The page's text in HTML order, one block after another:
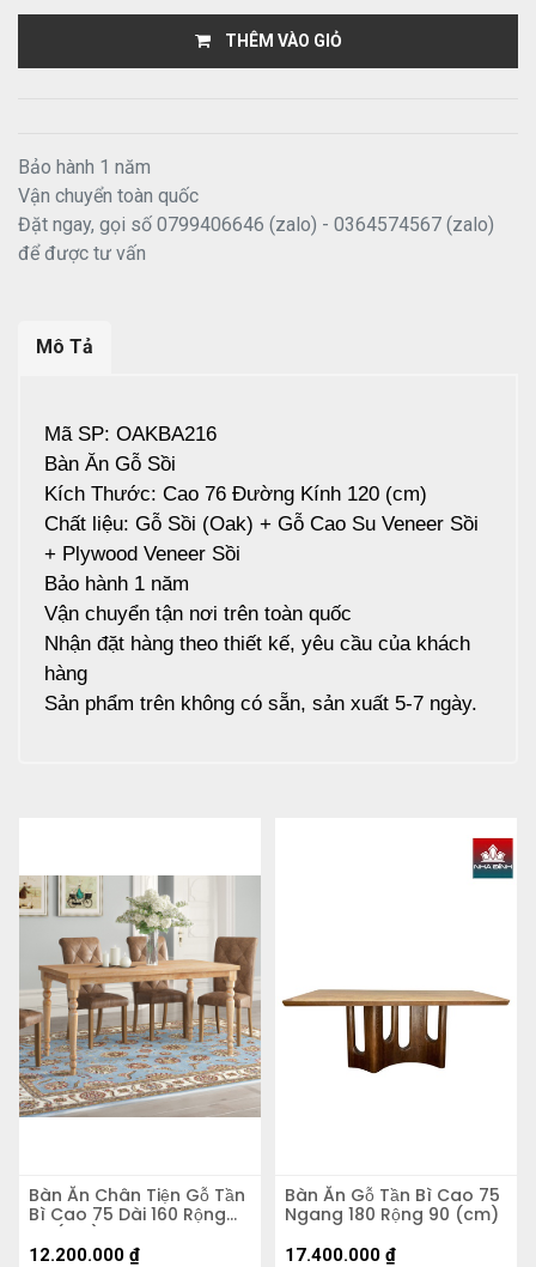
THÊM VÀO GIỎ
Bảo hành 1 năm
Vận chuyển toàn quốc
Đặt ngay, gọi số 0799406646 (zalo) - 0364574567 (zalo)
để được tư vấn
Mô Tả
Mã SP: OAKBA216
Bàn Ăn Gỗ Sồi
Kích Thước: Cao 76 Đường Kính 120 (cm)
Chất liệu: Gỗ Sồi (Oak) + Gỗ Cao Su Veneer Sồi
+ Plywood Veneer Sồi
Bảo hành 1 năm
Vận chuyển tận nơi trên toàn quốc
Nhận đặt hàng theo thiết kế, yêu cầu của khách
hàng
Sản phẩm trên không có sẵn, sản xuất 5-7 ngày.
Bàn Ăn Chân Tiện Gỗ Tần
Bì Cao 75 Dài 160 Rộng
80 (cm)
12.200.000 ₫
Bàn Ăn Gỗ Tần Bì Cao 75
Ngang 180 Rộng 90 (cm)
17.400.000 ₫